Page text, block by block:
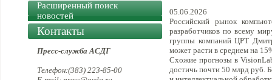
Расширенный поиск
новостей
Контакты
Пресс-служба АСДГ
Телефон:(383) 223-85-00
05.06.2026
Российский рынок
разработчиков по всему
группы компаний ЦРТ
может расти в среднем на
Схожие прогнозы в
достичь почти 50 млрд руб.